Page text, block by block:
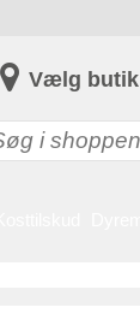
Vælg butik